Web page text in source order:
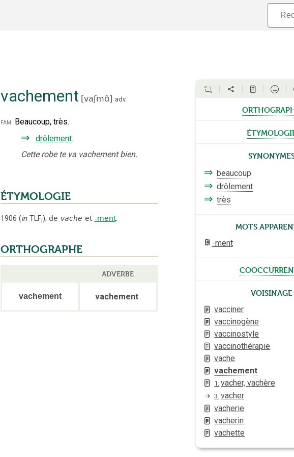
vachement [vaʃmɑ̃] adv.
fam. Beaucoup, très.
⇒ drôlement.
Cette robe te va vachement bien.
ÉTYMOLOGIE
1906 (in TLFi); de vache et -ment.
ORTHOGRAPHE
ADVERBE
vachement vachement
⇒ beaucoup
⇒ drôlement
⇒ très
Mots
-ment
Voisinage
vacciner
vaccinogène
vaccinostyle
vaccinothérapie
vache
vachement
1. vacher, vachère
3. vacher
vacherie
vacherin
vachette